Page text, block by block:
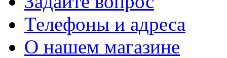
Телефоны и адреса
О нашем магазине